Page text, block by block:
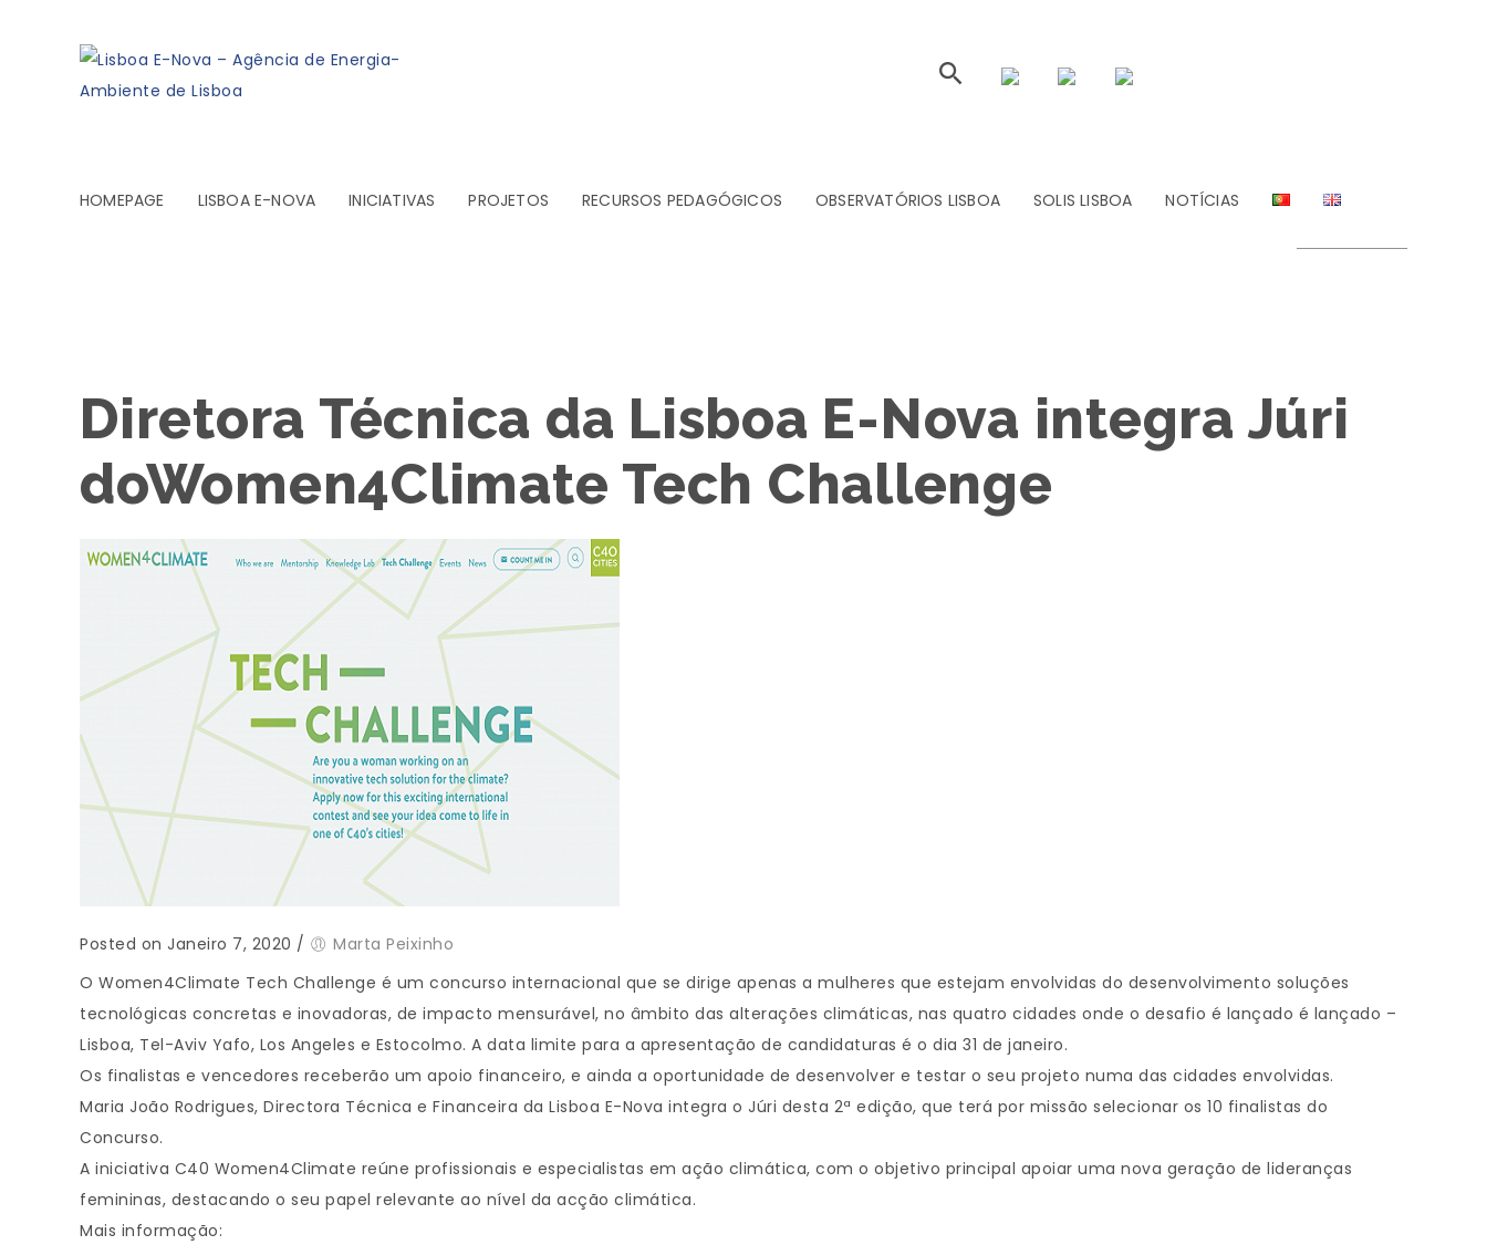
HOMEPAGE LISBOA E-NOVA INICIATIVAS PROJETOS RECURSOS PEDAGÓGICOS OBSERVATÓRIOS LISBOA SOLIS LISBOA NOTÍCIAS
Diretora Técnica da Lisboa E-Nova integra Júri
doWomen4Climate Tech Challenge
Posted on Janeiro 7, 2020 /
Marta Peixinho
O Women4Climate Tech Challenge é um concurso internacional que se dirige apenas a mulheres que estejam envolvidas do desenvolvimento soluções
tecnológicas concretas e inovadoras, de impacto mensurável, no âmbito das alterações climáticas, nas quatro cidades onde o desafio é lançado é lançado –
Lisboa, Tel-Aviv Yafo, Los Angeles e Estocolmo. A data limite para a apresentação de candidaturas é o dia 31 de janeiro.
Os finalistas e vencedores receberão um apoio financeiro, e ainda a oportunidade de desenvolver e testar o seu projeto numa das cidades envolvidas.
Maria João Rodrigues, Directora Técnica e Financeira da Lisboa E-Nova integra o Júri desta 2ª edição, que terá por missão selecionar os 10 finalistas do
Concurso.
A iniciativa C40 Women4Climate reúne profissionais e especialistas em ação climática, com o objetivo principal apoiar uma nova geração de lideranças
femininas, destacando o seu papel relevante ao nível da acção climática.
Mais informação: